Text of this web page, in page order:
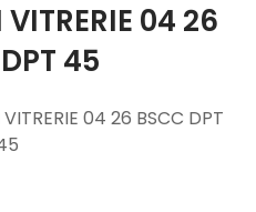
04 26
45
VITRERIE 04 26 BSCC DPT